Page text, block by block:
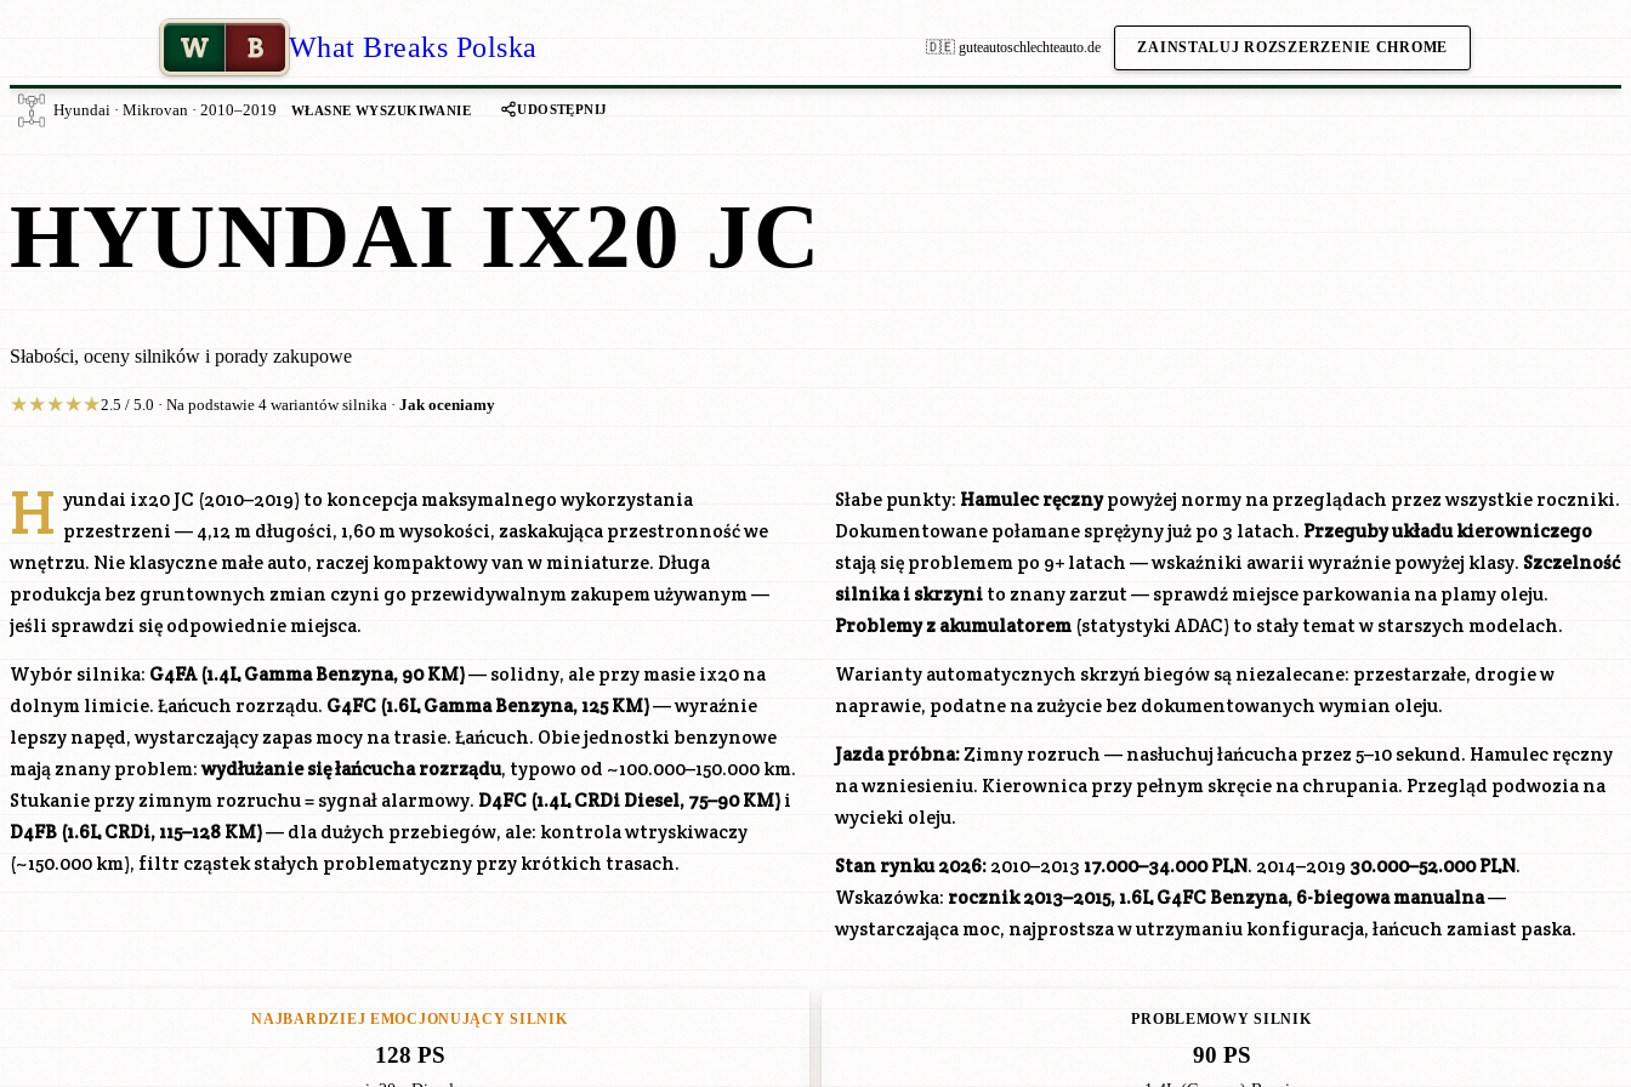
W B What Breaks Polska 🇩🇪 guteautoschlechteauto.de ZAINSTALUJ ROZSZERZENIE CHROME
Hyundai · Mikrovan · 2010–2019 WŁASNE WYSZUKIWANIE UDOSTĘPNIJ
HYUNDAI IX20 JC
Słabości, oceny silników i porady zakupowe
★★★★★2.5 / 5.0 · Na podstawie 4 wariantów silnika · Jak oceniamy
H yundai ix20 JC (2010–2019) to koncepcja maksymalnego wykorzystania
przestrzeni — 4,12 m długości, 1,60 m wysokości, zaskakująca przestronność we
wnętrzu. Nie klasyczne małe auto, raczej kompaktowy van w miniaturze. Długa
produkcja bez gruntownych zmian czyni go przewidywalnym zakupem używanym —
jeśli sprawdzi się odpowiednie miejsca.
Wybór silnika: G4FA(1.4L Gamma Benzyna, 90 KM)— solidny, ale przy masie ix20 na
dolnym limicie. Łańcuch rozrządu. G4FC (1.6L Gamma Benzyna, 125 KM)— wyraźnie
lepszy napęd, wystarczający zapas mocy na trasie. Łańcuch. Obie jednostki benzynowe
mają znany problem:wydłużanie się łańcucha rozrządu, typowo od ~100.000–150.000 km.
Stukanie przy zimnym rozruchu = sygnał alarmowy. D4FC (1.4L CRDi Diesel, 75–90 KM) i
D4FB (1.6L CRDi, 115–128 KM)— dla dużych przebiegów, ale: kontrola wtryskiwaczy
(~150.000 km), filtr cząstek stałych problematyczny przy krótkich trasach.
Słabe punkty: Hamulec ręcznypowyżej normy na przeglądach przez wszystkie roczniki.
Dokumentowane połamane sprężyny już po 3 latach. Przeguby układu kierowniczego
stają się problemem po 9+ latach — wskaźniki awarii wyraźnie powyżej klasy. Szczelność
silnika i skrzyni to znany zarzut — sprawdź miejsce parkowania na plamy oleju.
Problemy z akumulatorem (statystyki ADAC) to stały temat w starszych modelach.
Warianty automatycznych skrzyń biegów są niezalecane: przestarzałe, drogie w
naprawie, podatne na zużycie bez dokumentowanych wymian oleju.
Jazda próbna:Zimny rozruch — nasłuchuj łańcucha przez 5–10 sekund. Hamulec ręczny
na wzniesieniu. Kierownica przy pełnym skręcie na chrupania. Przegląd podwozia na
wycieki oleju.
Stan rynku 2026: 2010–2013 17.000–34.000 PLN. 2014–2019 30.000–52.000 PLN.
Wskazówka: rocznik 2013–2015, 1.6LG4FC Benzyna, 6-biegowa manualna—
wystarczająca moc, najprostsza w utrzymaniu konfiguracja, łańcuch zamiast paska.
NAJBARDZIEJ EMOCJONUJĄCY SILNIK
128 PS
PROBLEMOWY SILNIK
90 PS